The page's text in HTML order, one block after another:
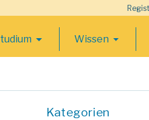
Wissen
Kategorien